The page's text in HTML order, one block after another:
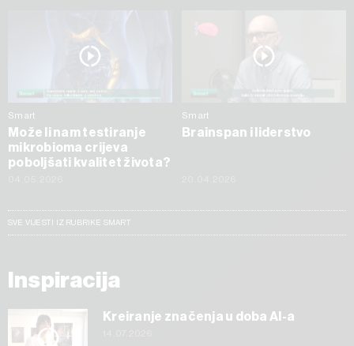
Smart
Može li nam testiranje
mikrobioma crijeva
poboljšati kvalitet života?
Smart
Brainspan i liderstvo
SVE VIJESTI IZ RUBRIKE SMART
Inspiracija
Kreiranje značenja u doba AI-a